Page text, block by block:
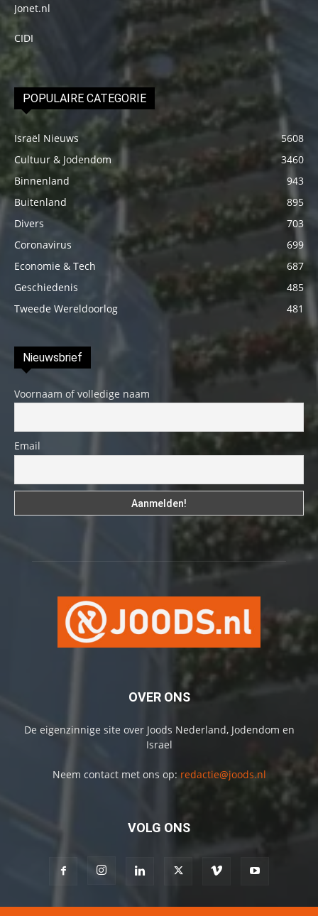
Jonet.nl
CIDI
POPULAIRE CATEGORIE
Israël Nieuws
5608
Cultuur & Jodendom
3460
Binnenland
943
Buitenland
895
Divers
703
Coronavirus
699
Economie & Tech
687
Geschiedenis
485
Tweede Wereldoorlog
481
Nieuwsbrief
Voornaam of volledige naam
Email
OVER ONS
De eigenzinnige site over Joods Nederland, Jodendom en
Israel
Neem contact met ons op: redactie@joods.nl
VOLG ONS